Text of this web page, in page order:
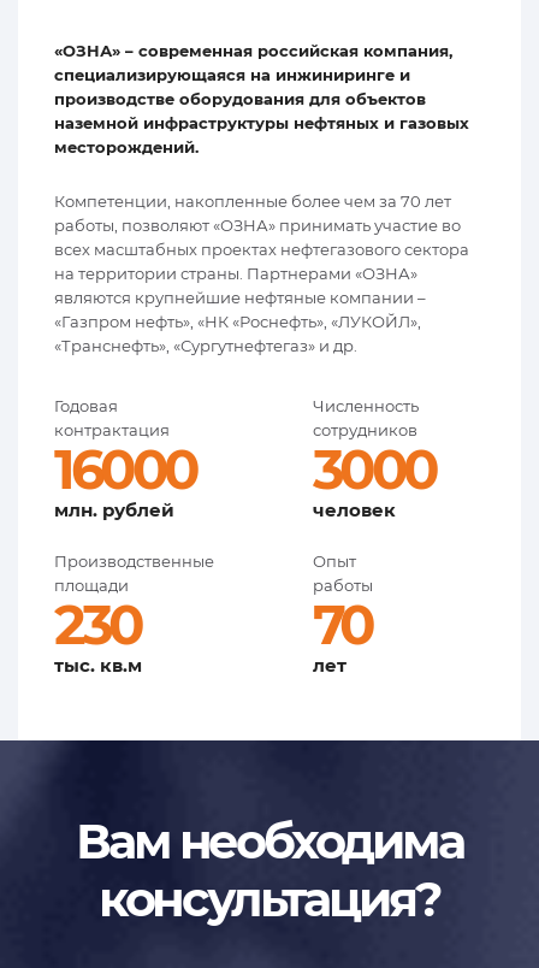
«ОЗНА» – современная российская компания,
специализирующаяся на инжиниринге и
производстве оборудования для объектов
наземной инфраструктуры нефтяных и газовых
месторождений.
Компетенции, накопленные более чем за 70 лет
работы, позволяют «ОЗНА» принимать участие во
всех масштабных проектах нефтегазового сектора
на территории страны. Партнерами «ОЗНА»
являются крупнейшие нефтяные компании –
«Газпром нефть», «НК «Роснефть», «ЛУКОЙЛ»,
«Транснефть», «Сургутнефтегаз» и др.
Годовая
контрактация
16000
млн. рублей
Численность
сотрудников
3000
человек
Производственные
площади
230
тыс. кв.м
Опыт
работы
70
лет
Вам необходима
консультация?